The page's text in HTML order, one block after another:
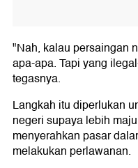
"Nah, kalau persaingan
apa-apa. Tapi yang
tegasnya.
Langkah itu diperlukan
negeri supaya lebih
menyerahkan pasar
melakukan perlawanan.